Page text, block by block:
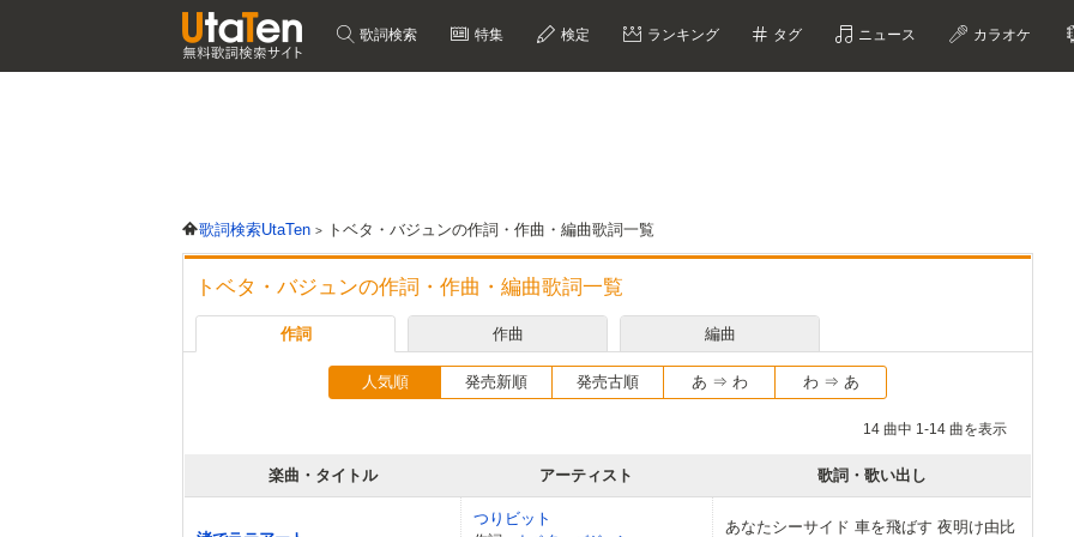
歌詞検索 特集 検定 ランキング タグ ニュース カラオケ
歌詞検索UtaTen トベタ・バジュンの作詞・作曲・編曲歌詞一覧
トベタ・バジュンの作詞・作曲・編曲歌詞一覧
作詞 作曲 編曲
人気順 発売新順 発売古順 あ ⇒ わ わ ⇒ あ
14 曲中 1-14 曲を表示
楽曲・タイトル アーティスト 歌詞・歌い出し
つりビット
あなたシーサイド 車を飛ばす 夜明け由比